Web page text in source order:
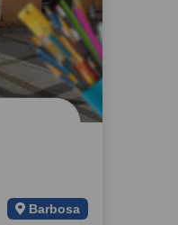
Barbosa